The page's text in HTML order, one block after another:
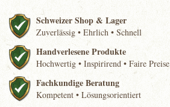
Schweizer Shop & Lager
Zuverlässig • Ehrlich • Schnell
Handverlesene Produkte
Hochwertig • Inspirirend • Faire Preise
Fachkundige Beratung
Kompetent • Lösungsorientiert